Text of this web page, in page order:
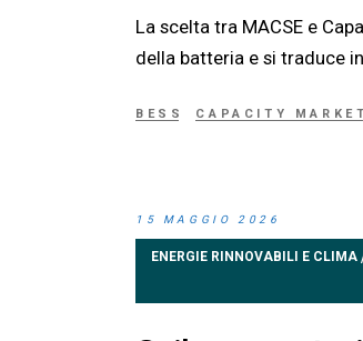
La scelta tra MACSE e
della batteria e si traduce
BESS CAPACITY MARKET
15 MAGGIO 2026
ENERGIE RINNOVABILI E CLIMA